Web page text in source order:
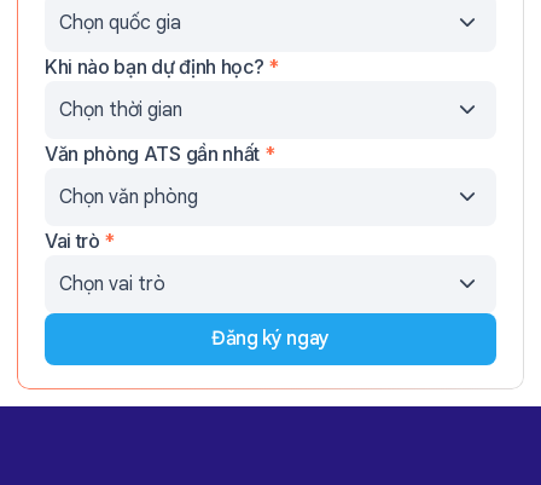
Khi nào bạn dự định học? *
Văn phòng ATS gần nhất *
Vai trò *
Đăng ký ngay